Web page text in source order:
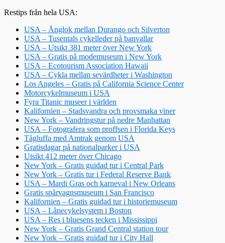
Restips från hela USA:
USA – Ånglok mellan Durango och Silverton
USA – Tusentals cykelleder på banvallar
USA – Utsikt 381 meter över New York
USA – Gratis på modemuseum i New York
USA – Ecotourism Association Hawaii
USA – Cykla mellan sevärdheter i Washington
Los Angeles – Gratis på California Science Center
Motorcykelmuseum i USA
Fyra Titanic museer i världen
Kalifornien – Stadsvandra och provsmaka viner
New York – Vandringstur på nedre Manhattan
USA – Fotografera som proffsen i Florida Keys
Tågluffa med Amtrak genom USA
Gratisdagar på nationalparker i USA
Utsikt 412 meter över Chicago
New York – Gratis guidad tur i Central Park
New York – Gratis tur i Federal Reserve Bank
USA – Mardi Gras och karneval i New Orleans
Gratis spårvagnsmuseum i San Francisco
Kalifornien – Gratis guidad tur i historiemuseum
USA – Lånecykelsystem i Boston
USA – Res i bluesens tecken i Mississippi
New York – Gratis Grand Central station tour
New York – Gratis guidad tur i City Hall